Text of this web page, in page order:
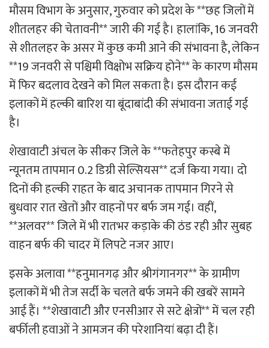
मौसम विभाग के अनुसार, गुरुवार को प्रदेश के **छह जिलों में
शीतलहर की चेतावनी** जारी की गई है। हालांकि, 16 जनवरी
से शीतलहर के असर में कुछ कमी आने की संभावना है, लेकिन
**19 जनवरी से पश्चिमी विक्षोभ सक्रिय होने** के कारण मौसम
में फिर बदलाव देखने को मिल सकता है। इस दौरान कई
इलाकों में हल्की बारिश या बूंदाबांदी की संभावना जताई गई
है।
शेखावाटी अंचल के सीकर जिले के **फतेहपुर कस्बे में
न्यूनतम तापमान 0.2 डिग्री सेल्सियस** दर्ज किया गया। दो
दिनों की हल्की राहत के बाद अचानक तापमान गिरने से
बुधवार रात खेतों और वाहनों पर बर्फ जम गई। वहीं,
**अलवर** जिले में भी रातभर कड़ाके की ठंड रही और सुबह
वाहन बर्फ की चादर में लिपटे नजर आए।
इसके अलावा **हनुमानगढ़ और श्रीगंगानगर** के ग्रामीण
इलाकों में भी तेज सर्दी के चलते बर्फ जमने की खबरें सामने
आई हैं। **शेखावाटी और एनसीआर से सटे क्षेत्रों** में चल रही
बर्फीली हवाओं ने आमजन की परेशानियां बढ़ा दी हैं।